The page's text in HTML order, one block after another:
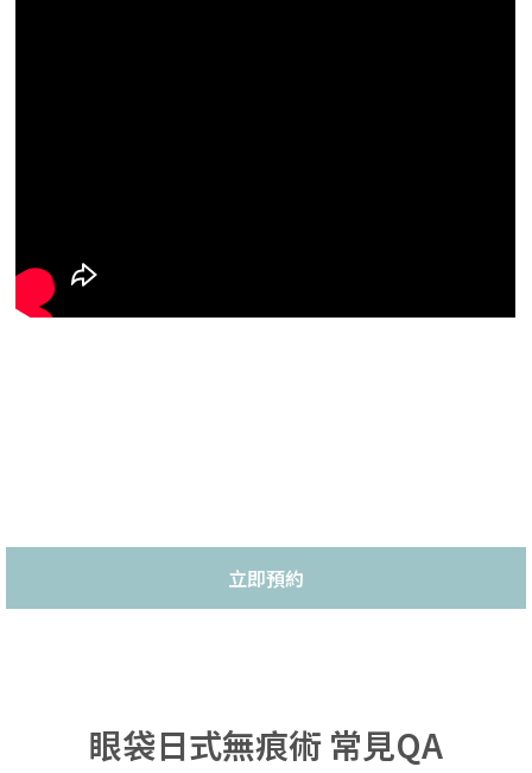
立即預約
眼袋日式無痕術 常見QA